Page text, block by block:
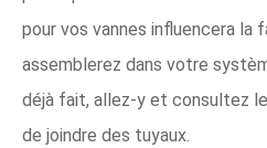
pour vos vannes influencera la
assemblerez dans votre
déjà fait, allez-y et consultez
de joindre des tuyaux.